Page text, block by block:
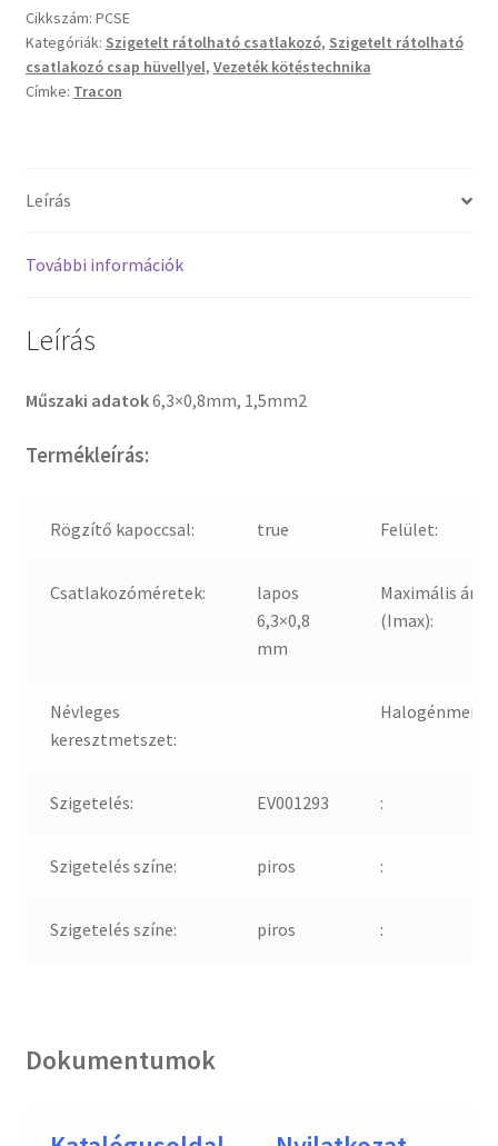
Cikkszám: PCSE
Kategóriák: Szigetelt rátolható csatlakozó, Szigetelt rátolható
csatlakozó csap hüvellyel, Vezeték kötéstechnika
Címke: Tracon
Leírás
További információk
Leírás
Műszaki adatok6,3×0,8mm, 1,5mm2
Termékleírás:
Rögzítő kapoccsal: true Felület:
Csatlakozóméretek:
lapos
6,3×0,8
mm
Maximális
(Imax):
Névleges
keresztmetszet:
Szigetelés: EV001293 :
Szigetelés színe: piros :
Szigetelés színe: piros :
Dokumentumok